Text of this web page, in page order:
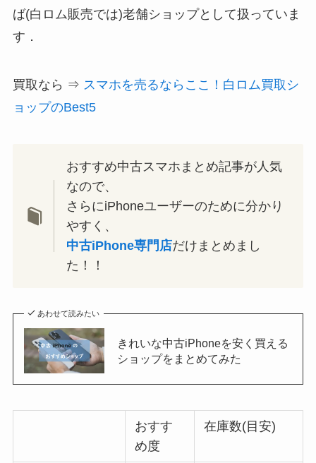
ば(白ロム販売では)老舗ショップとして扱っていま
す．
買取なら ⇒ スマホを売るならここ！白ロム買取シ
ョップのBest5
おすすめ中古スマホまとめ記事が人気
なので、
さらにiPhoneユーザーのために分かり
やすく、
中古iPhone専門店だけまとめまし
た！！
あわせて読みたい
きれいな中古iPhoneを安く買える
ショップをまとめてみた
おすす
め度
在庫数(目安)